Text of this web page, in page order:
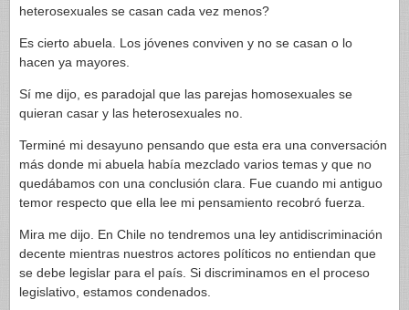
heterosexuales se casan cada vez menos?
Es cierto abuela. Los jóvenes conviven y no se casan o lo
hacen ya mayores.
Sí me dijo, es paradojal que las parejas homosexuales se
quieran casar y las heterosexuales no.
Terminé mi desayuno pensando que esta era una conversación
más donde mi abuela había mezclado varios temas y que no
quedábamos con una conclusión clara. Fue cuando mi antiguo
temor respecto que ella lee mi pensamiento recobró fuerza.
Mira me dijo. En Chile no tendremos una ley antidiscriminación
decente mientras nuestros actores políticos no entiendan que
se debe legislar para el país. Si discriminamos en el proceso
legislativo, estamos condenados.